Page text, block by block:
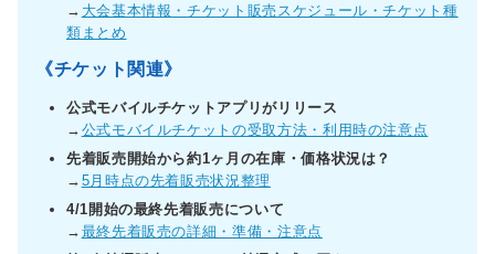
→ 大会基本情報・チケット販売スケジュール・チケット種
類まとめ
《チケット関連》
公式モバイルチケットアプリがリリース
→ 公式モバイルチケットの受取方法・利用時の注意点
先着販売開始から約1ヶ月の在庫・価格状況は？
→ 5月時点の先着販売状況整理
4/1開始の最終先着販売について
→ 最終先着販売の詳細・準備・注意点